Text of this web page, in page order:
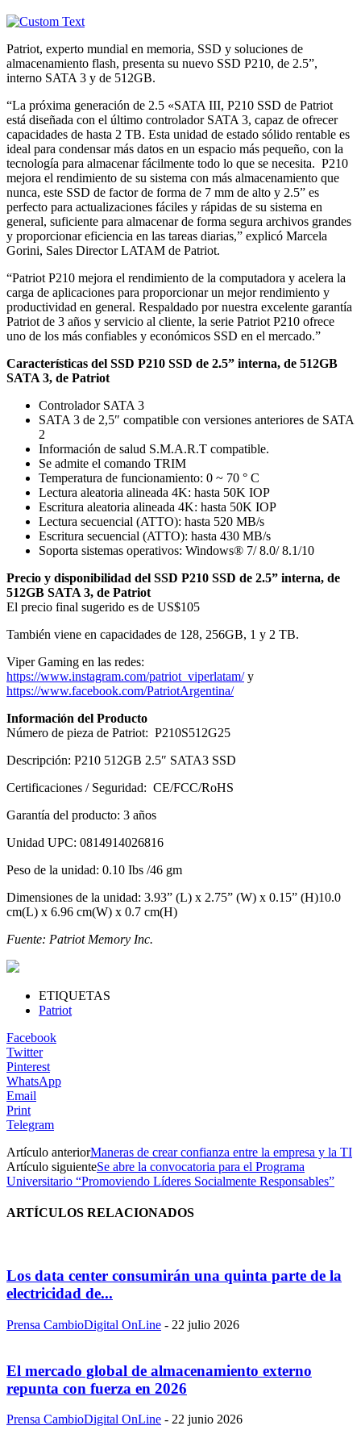
Patriot, experto mundial en memoria, SSD y soluciones de
almacenamiento flash, presenta su nuevo SSD P210, de 2.5”,
interno SATA 3 y de 512GB.
“La próxima generación de 2.5 «SATA III, P210 SSD de Patriot
está diseñada con el último controlador SATA 3, capaz de ofrecer
capacidades de hasta 2 TB. Esta unidad de estado sólido rentable es
ideal para condensar más datos en un espacio más pequeño, con la
tecnología para almacenar fácilmente todo lo que se necesita. P210
mejora el rendimiento de su sistema con más almacenamiento que
nunca, este SSD de factor de forma de 7 mm de alto y 2.5” es
perfecto para actualizaciones fáciles y rápidas de su sistema en
general, suficiente para almacenar de forma segura archivos grandes
y proporcionar eficiencia en las tareas diarias,” explicó Marcela
Gorini, Sales Director LATAM de Patriot.
“Patriot P210 mejora el rendimiento de la computadora y acelera la
carga de aplicaciones para proporcionar un mejor rendimiento y
productividad en general. Respaldado por nuestra excelente garantía
Patriot de 3 años y servicio al cliente, la serie Patriot P210 ofrece
uno de los más confiables y económicos SSD en el mercado.”
Características del SSD P210 SSD de 2.5” interna, de 512GB
SATA 3, de Patriot
Controlador SATA 3
SATA 3 de 2,5″ compatible con versiones anteriores de SATA
2
Información de salud S.M.A.R.T compatible.
Se admite el comando TRIM
Temperatura de funcionamiento: 0 ~ 70 ° C
Lectura aleatoria alineada 4K: hasta 50K IOP
Escritura aleatoria alineada 4K: hasta 50K IOP
Lectura secuencial (ATTO): hasta 520 MB/s
Escritura secuencial (ATTO): hasta 430 MB/s
Soporta sistemas operativos: Windows® 7/ 8.0/ 8.1/10
Precio y disponibilidad del SSD P210 SSD de 2.5” interna, de
512GB SATA 3, de Patriot
El precio final sugerido es de US$105
También viene en capacidades de 128, 256GB, 1 y 2 TB.
Viper Gaming en las redes:
https://www.instagram.com/patriot_viperlatam/y
https://www.facebook.com/PatriotArgentina/
Información del Producto
Número de pieza de Patriot: P210S512G25
Descripción: P210 512GB 2.5″ SATA3 SSD
Certificaciones / Seguridad: CE/FCC/RoHS
Garantía del producto: 3 años
Unidad UPC: 0814914026816
Peso de la unidad: 0.10 Ibs /46 gm
Dimensiones de la unidad: 3.93” (L) x 2.75” (W) x 0.15” (H)10.0
cm(L) x 6.96 cm(W) x 0.7 cm(H)
Fuente: Patriot Memory Inc.
ETIQUETAS
Patriot
Facebook
Twitter
Pinterest
WhatsApp
Email
Print
Telegram
Artículo anteriorManeras de crear confianza entre la empresa y la TI
Artículo siguienteSe abre la convocatoria para el Programa
Universitario “Promoviendo Líderes Socialmente Responsables”
ARTÍCULOS RELACIONADOS
Los data center consumirán una quinta parte de la
electricidad de...
Prensa CambioDigital OnLine - 22 julio 2026
El mercado global de almacenamiento externo
repunta con fuerza en 2026
Prensa CambioDigital OnLine - 22 junio 2026